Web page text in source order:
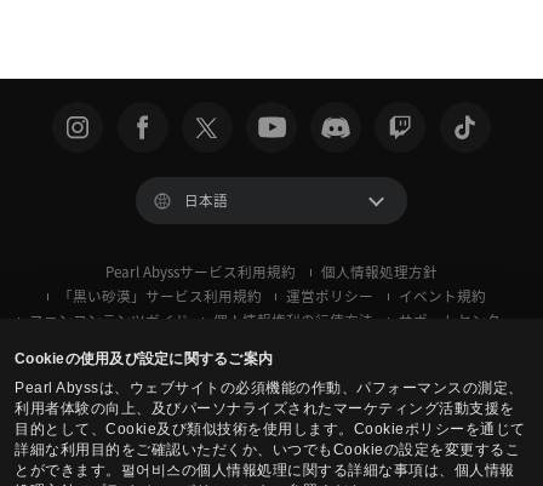
Cookieの使用及び設定に関するご案内
Pearl Abyssは、ウェブサイトの必須機能の作動、パフォーマンスの測定、
利用者体験の向上、及びパーソナライズされたマーケティング活動支援を
目的として、Cookie及び類似技術を使用します。Cookieポリシーを通じて
詳細な利用目的をご確認いただくか、いつでもCookieの設定を変更するこ
とができます。펄어비스の個人情報処理に関する詳細な事項は、個人情報
日本語
Pearl Abyssサービス利用規約
個人情報処理方針
「黒い砂漠」サービス利用規約
運営ポリシー
イベント規約
ファンコンテンツガイド
個人情報権利の行使方法
サポートセンター